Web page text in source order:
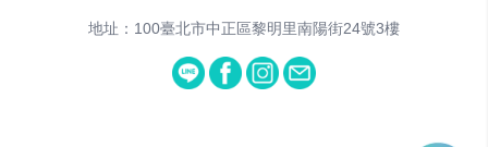
地址：100臺北市中正區黎明里南陽街24號3樓